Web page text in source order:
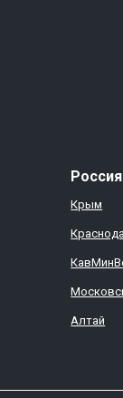
Россия
Крым
Алтай